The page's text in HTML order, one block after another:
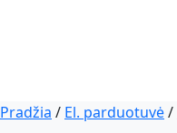
Pradžia / El. parduotuvė/